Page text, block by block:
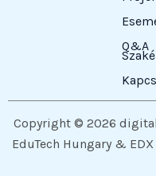
Q&A
Copyright © 2026
EduTech Hungary &